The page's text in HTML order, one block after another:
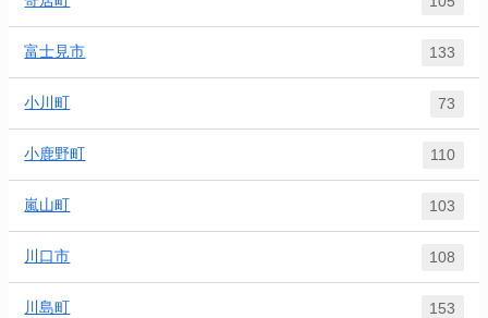
富士見市 133
小川町 73
小鹿野町 110
嵐山町 103
川口市 108
川島町 153